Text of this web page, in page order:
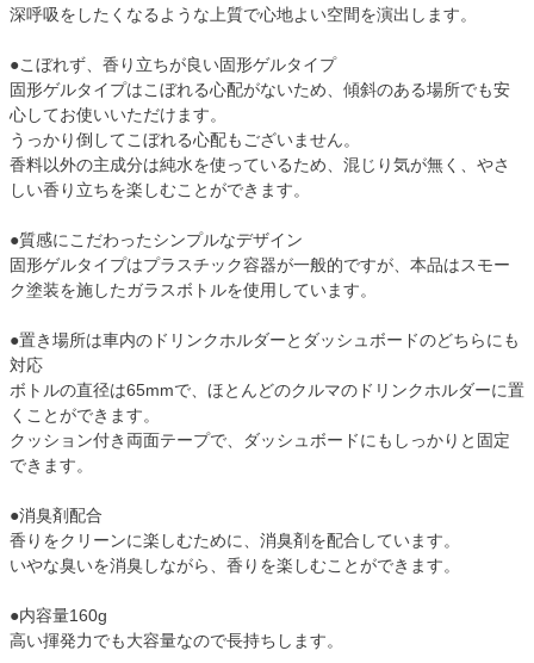
深呼吸をしたくなるような上質で心地よい空間を演出します。
●こぼれず、香り立ちが良い固形ゲルタイプ
固形ゲルタイプはこぼれる心配がないため、傾斜のある場所でも安
心してお使いいただけます。
うっかり倒してこぼれる心配もございません。
香料以外の主成分は純水を使っているため、混じり気が無く、やさ
しい香り立ちを楽しむことができます。
●質感にこだわったシンプルなデザイン
固形ゲルタイプはプラスチック容器が一般的ですが、本品はスモー
ク塗装を施したガラスボトルを使用しています。
●置き場所は車内のドリンクホルダーとダッシュボードのどちらにも
対応
ボトルの直径は65mmで、ほとんどのクルマのドリンクホルダーに置
くことができます。
クッション付き両面テープで、ダッシュボードにもしっかりと固定
できます。
●消臭剤配合
香りをクリーンに楽しむために、消臭剤を配合しています。
いやな臭いを消臭しながら、香りを楽しむことができます。
●内容量160g
高い揮発力でも大容量なので長持ちします。